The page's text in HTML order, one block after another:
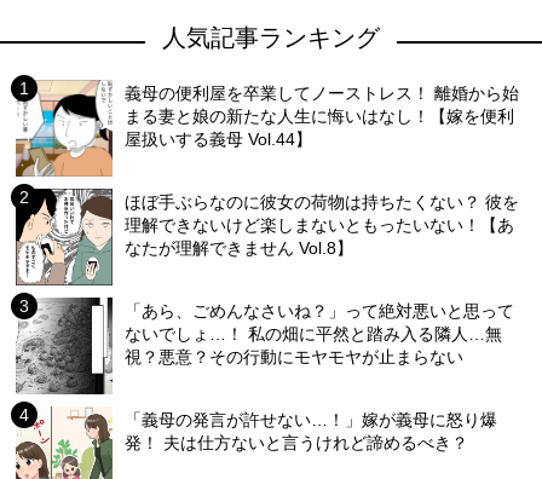
人気記事ランキング
義母の便利屋を卒業してノーストレス！ 離婚から始
まる妻と娘の新たな人生に悔いはなし！【嫁を便利
屋扱いする義母 Vol.44】
ほぼ手ぶらなのに彼女の荷物は持ちたくない？ 彼を
理解できないけど楽しまないともったいない！【あ
なたが理解できません Vol.8】
「あら、ごめんなさいね？」って絶対悪いと思って
ないでしょ…！ 私の畑に平然と踏み入る隣人…無
視？悪意？その行動にモヤモヤが止まらない
「義母の発言が許せない…！」嫁が義母に怒り爆
発！ 夫は仕方ないと言うけれど諦めるべき？